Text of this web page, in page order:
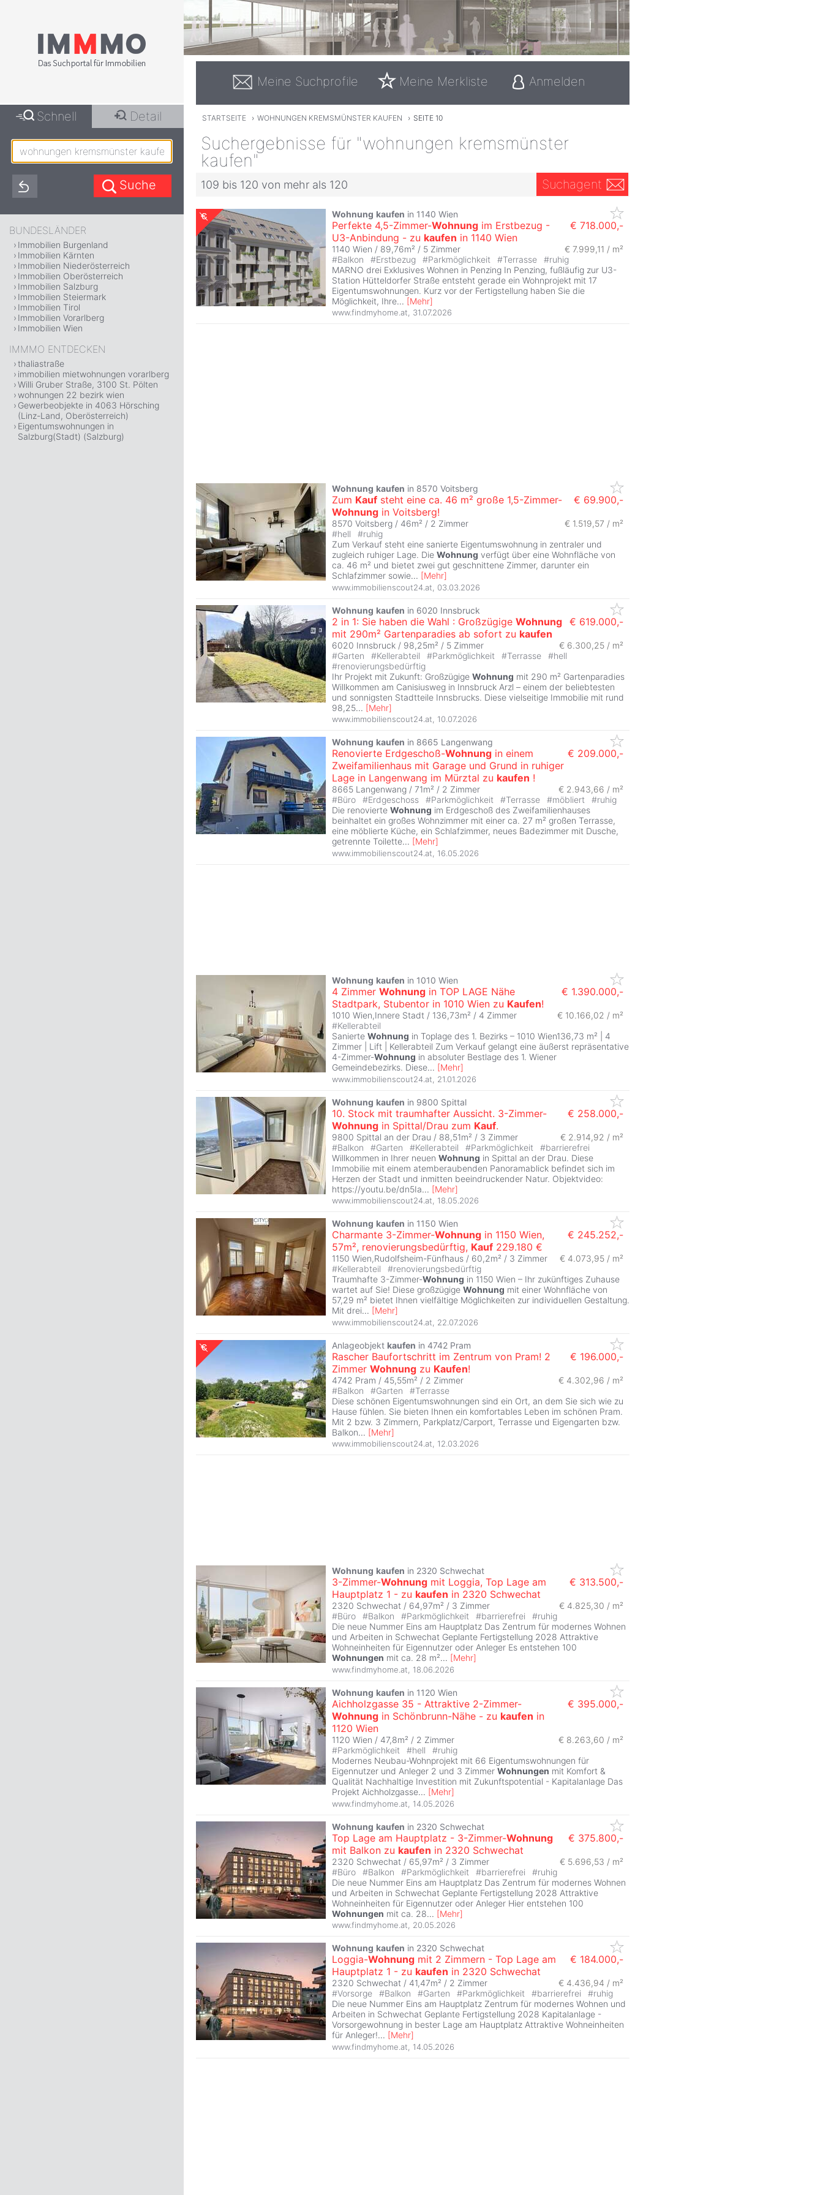
Meine Suchprofile Meine Merkliste Anmelden
STARTSEITE › WOHNUNGEN KREMSMÜNSTER KAUFEN › SEITE 10
Suchergebnisse für "wohnungen kremsmünster
kaufen"
109 bis 120 von mehr als 120 Suchagent
Wohnung kaufen in 1140 Wien
Perfekte 4,5-Zimmer-Wohnung im Erstbezug -
U3-Anbindung - zu kaufen in 1140 Wien
€ 718.000,-
1140 Wien / 89,76m² / 5 Zimmer
€ 7.999,11 / m²
#Balkon #Erstbezug #Parkmöglichkeit #Terrasse #ruhig
MARNO drei Exklusives Wohnen in Penzing In Penzing, fußläufig zur U3-
Station Hütteldorfer Straße entsteht gerade ein Wohnprojekt mit 17
Eigentumswohnungen. Kurz vor der Fertigstellung haben Sie die
Möglichkeit, Ihre... [Mehr]
www.findmyhome.at 31.07.2026
Wohnung kaufen in 8570 Voitsberg
Zum Kauf steht eine ca. 46 m² große 1,5-Zimmer-
Wohnung in Voitsberg!
€ 69.900,-
8570 Voitsberg / 46m² / 2 Zimmer
€ 1.519,57 / m²
#hell #ruhig
Zum Verkauf steht eine sanierte Eigentumswohnung in zentraler und
zugleich ruhiger Lage. Die Wohnung verfügt über eine Wohnfläche von
ca. 46 m² und bietet zwei gut geschnittene Zimmer, darunter ein
Schlafzimmer sowie... [Mehr]
www.immobilienscout24.at 03.03.2026
Wohnung kaufen in 6020 Innsbruck
2 in 1: Sie haben die Wahl : Großzügige Wohnung
mit 290m² Gartenparadies ab sofort zu kaufen
€ 619.000,-
6020 Innsbruck / 98,25m² / 5 Zimmer
€ 6.300,25 / m²
#Garten #Kellerabteil #Parkmöglichkeit #Terrasse #hell
#renovierungsbedürftig
Ihr Projekt mit Zukunft: Großzügige Wohnung mit 290 m² Gartenparadies
Willkommen am Canisiusweg in Innsbruck Arzl – einem der beliebtesten
und sonnigsten Stadtteile Innsbrucks. Diese vielseitige Immobilie mit rund
98,25... [Mehr]
www.immobilienscout24.at, 10.07.2026
Wohnung kaufen in 8665 Langenwang
Renovierte Erdgeschoß-Wohnung in einem
Zweifamilienhaus mit Garage und Grund in ruhiger
Lage in Langenwang im Mürztal zu kaufen !
€ 209.000,-
8665 Langenwang / 71m² / 2 Zimmer
€ 2.943,66 / m²
#Büro #Erdgeschoss #Parkmöglichkeit #Terrasse #möbliert #ruhig
Die renovierte Wohnung im Erdgeschoß des Zweifamilienhauses
beinhaltet ein großes Wohnzimmer mit einer ca. 27 m² großen Terrasse,
eine möblierte Küche, ein Schlafzimmer, neues Badezimmer mit Dusche,
getrennte Toilette... [Mehr]
www.immobilienscout24.at 16.05.2026
Wohnung kaufen in 1010 Wien
4 Zimmer Wohnung in TOP LAGE Nähe
Stadtpark, Stubentor in 1010 Wien zu Kaufen!
€ 1.390.000,-
1010 Wien,Innere Stadt / 136,73m² / 4 Zimmer
€ 10.166,02 / m²
#Kellerabteil
Sanierte Wohnung in Toplage des 1. Bezirks – 1010 Wien136,73 m² | 4
Zimmer | Lift | Kellerabteil Zum Verkauf gelangt eine äußerst repräsentative
4-Zimmer-Wohnung in absoluter Bestlage des 1. Wiener
Gemeindebezirks. Diese... [Mehr]
www.immobilienscout24.at 21.01.2026
Wohnung kaufen in 9800 Spittal
10. Stock mit traumhafter Aussicht. 3-Zimmer-
Wohnung in Spittal/Drau zum Kauf.
€ 258.000,-
9800 Spittal an der Drau / 88,51m² / 3 Zimmer
€ 2.914,92 / m²
#Balkon #Garten #Kellerabteil #Parkmöglichkeit #barrierefrei
Willkommen in Ihrer neuen Wohnung in Spittal an der Drau. Diese
Immobilie mit einem atemberaubenden Panoramablick befindet sich im
Herzen der Stadt und inmitten beeindruckender Natur. Objektvideo:
https://youtu.be/dn5Ia... [Mehr]
www.immobilienscout24.at 18.05.2026
Wohnung kaufen in 1150 Wien
Charmante 3-Zimmer-Wohnung in 1150 Wien,
57m², renovierungsbedürftig, Kauf 229.180 €
€ 245.252,-
1150 Wien,Rudolfsheim-Fünfhaus / 60,2m² / 3 Zimmer
€ 4.073,95 / m²
#Kellerabteil #renovierungsbedürftig
Traumhafte 3-Zimmer-Wohnung in 1150 Wien – Ihr zukünftiges Zuhause
wartet auf Sie! Diese großzügige Wohnung mit einer Wohnfläche von
57,29 m² bietet Ihnen vielfältige Möglichkeiten zur individuellen Gestaltung.
Mit drei... [Mehr]
www.immobilienscout24.at 22.07.2026
Anlageobjekt kaufen in 4742 Pram
Rascher Baufortschritt im Zentrum von Pram! 2
Zimmer Wohnung zu Kaufen!
€ 196.000,-
4742 Pram / 45,55m² / 2 Zimmer
€ 4.302,96 / m²
#Balkon #Garten #Terrasse
Diese schönen Eigentumswohnungen sind ein Ort, an dem Sie sich wie zu
Hause fühlen. Sie bieten Ihnen ein komfortables Leben im schönen Pram.
Mit 2 bzw. 3 Zimmern, Parkplatz/Carport, Terrasse und Eigengarten bzw.
Balkon... [Mehr]
www.immobilienscout24.at, 12.03.2026
Wohnung kaufen in 2320 Schwechat
3-Zimmer-Wohnung mit Loggia, Top Lage am
Hauptplatz 1 - zu kaufen in 2320 Schwechat
€ 313.500,-
2320 Schwechat / 64,97m² / 3 Zimmer
€ 4.825,30 / m²
#Büro #Balkon #Parkmöglichkeit #barrierefrei #ruhig
Die neue Nummer Eins am Hauptplatz Das Zentrum für modernes Wohnen
und Arbeiten in Schwechat Geplante Fertigstellung 2028 Attraktive
Wohneinheiten für Eigennutzer oder Anleger Es entstehen 100
Wohnungen mit ca. 28 m²... [Mehr]
www.findmyhome.at 18.06.2026
Wohnung kaufen in 1120 Wien
Aichholzgasse 35 - Attraktive 2-Zimmer-
Wohnung in Schönbrunn-Nähe - zu kaufen in
1120 Wien
€ 395.000,-
1120 Wien / 47,8m² / 2 Zimmer
€ 8.263,60 / m²
#Parkmöglichkeit #hell #ruhig
Modernes Neubau-Wohnprojekt mit 66 Eigentumswohnungen für
Eigennutzer und Anleger 2 und 3 Zimmer Wohnungen mit Komfort &
Qualität Nachhaltige Investition mit Zukunftspotential - Kapitalanlage Das
Projekt Aichholzgasse... [Mehr]
www.findmyhome.at 14.05.2026
Wohnung kaufen in 2320 Schwechat
Top Lage am Hauptplatz - 3-Zimmer-Wohnung
mit Balkon zu kaufen in 2320 Schwechat
€ 375.800,-
2320 Schwechat / 65,97m² / 3 Zimmer
€ 5.696,53 / m²
#Büro #Balkon #Parkmöglichkeit #barrierefrei #ruhig
Die neue Nummer Eins am Hauptplatz Das Zentrum für modernes Wohnen
und Arbeiten in Schwechat Geplante Fertigstellung 2028 Attraktive
Wohneinheiten für Eigennutzer oder Anleger Hier entstehen 100
Wohnungen mit ca. 28... [Mehr]
www.findmyhome.at 20.05.2026
Wohnung kaufen in 2320 Schwechat
Loggia-Wohnung mit 2 Zimmern - Top Lage am
Hauptplatz 1 - zu kaufen in 2320 Schwechat
€ 184.000,-
2320 Schwechat / 41,47m² / 2 Zimmer
€ 4.436,94 / m²
#Vorsorge #Balkon #Garten #Parkmöglichkeit #barrierefrei #ruhig
Die neue Nummer Eins am Hauptplatz Zentrum für modernes Wohnen und
Arbeiten in Schwechat Geplante Fertigstellung 2028 Kapitalanlage -
Vorsorgewohnung in bester Lage am Hauptplatz Attraktive Wohneinheiten
für Anleger!... [Mehr]
www.findmyhome.at 14.05.2026
Schnell Detail
BUNDESLÄNDER
Immobilien Burgenland
Immobilien Kärnten
Immobilien Niederösterreich
Immobilien Oberösterreich
Immobilien Salzburg
Immobilien Steiermark
Immobilien Tirol
Immobilien Vorarlberg
Immobilien Wien
IMMMO ENTDECKEN
thaliastraße
immobilien mietwohnungen vorarlberg
Willi Gruber Straße, 3100 St. Pölten
wohnungen 22 bezirk wien
Gewerbeobjekte in 4063 Hörsching
(Linz-Land, Oberösterreich)
Eigentumswohnungen in
Salzburg(Stadt) (Salzburg)